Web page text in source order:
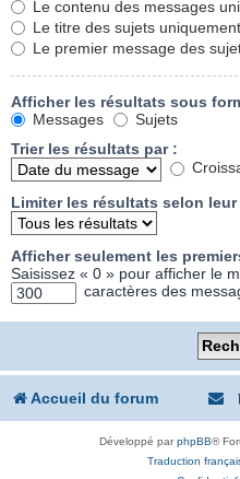
Le contenu des messages
Le titre des sujets uniquement
Le premier message des
Afficher les résultats sous
Messages
Sujets
Trier les résultats par :
Limiter les résultats selon
Afficher seulement les
Saisissez « 0 » pour afficher le
caractères des
Accueil du forum
Développé parphpBB®
Traduction